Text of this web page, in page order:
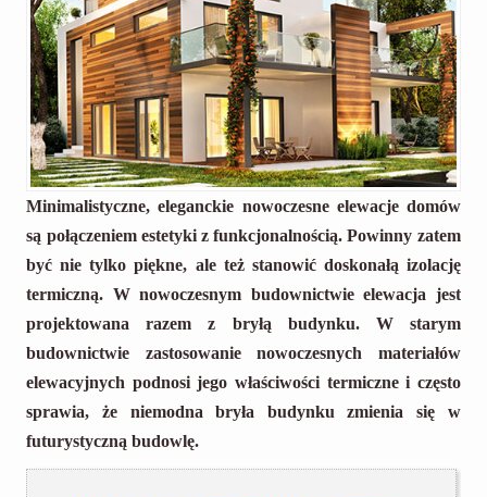
Minimalistyczne, eleganckie nowoczesne elewacje domów
są połączeniem estetyki z funkcjonalnością. Powinny zatem
być nie tylko piękne, ale też stanowić doskonałą izolację
termiczną. W nowoczesnym budownictwie elewacja jest
projektowana razem z bryłą budynku. W starym
budownictwie zastosowanie nowoczesnych materiałów
elewacyjnych podnosi jego właściwości termiczne i często
sprawia, że niemodna bryła budynku zmienia się w
futurystyczną budowlę.